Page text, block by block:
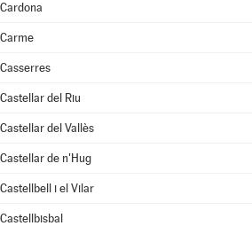
Cardona
Carme
Casserres
Castellar del Riu
Castellar del Vallès
Castellar de n'Hug
Castellbell i el Vilar
Castellbisbal